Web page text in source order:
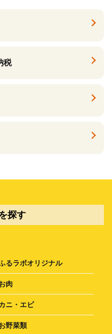
税
探す
るラボオリジナル
肉
ニ・エビ
野菜類